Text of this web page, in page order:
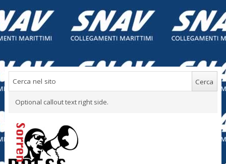
Optional callout text right side.